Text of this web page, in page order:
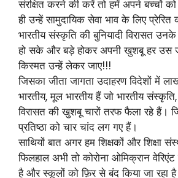
संरक्षित करने की करें तो हमें अपने बच्चों
ही उन्हें सामुदायिक सेवा भाव के लिए प्रेरित
भारतीय संस्कृति की बुनियादी विरासत
हो सके और बड़े होकर अपनी खुशबू हर उस
किस्मत उन्हें लेकर जाए!!!
जिसका जीता जागता उदाहरण विदेशों में
भारतीय, मूल भारतीय हैं जो भारतीय
विरासत की खुशबू चारों तरफ फैला रहे हैं।
प्रतिष्ठा को चार चांद लग गए हैं।
साथियों बात अगर हम शिक्षकों और शिक्षा
फिलहाल अभी तो कोरोना ओमिक्रान
है और स्कूलों को फ़िर से बंद किया जा रहा